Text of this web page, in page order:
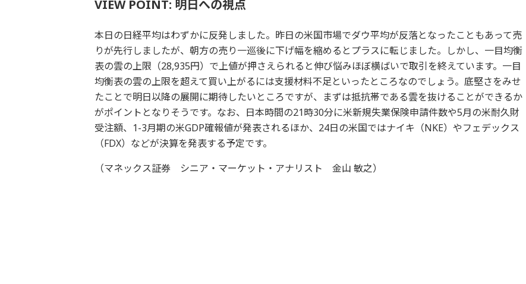
VIEW POINT: 明日への視点
本日の日経平均はわずかに反発しました。昨日の米国市場でダウ平均が反落となったこともあって売
りが先行しましたが、朝方の売り一巡後に下げ幅を縮めるとプラスに転じました。しかし、一目均衡
表の雲の上限（28,935円）で上値が押さえられると伸び悩みほぼ横ばいで取引を終えています。一目
均衡表の雲の上限を超えて買い上がるには支援材料不足といったところなのでしょう。底堅さをみせ
たことで明日以降の展開に期待したいところですが、まずは抵抗帯である雲を抜けることができるか
がポイントとなりそうです。なお、日本時間の21時30分に米新規失業保険申請件数や5月の米耐久財
受注額、1-3月期の米GDP確報値が発表されるほか、24日の米国ではナイキ（NKE）やフェデックス
（FDX）などが決算を発表する予定です。
（マネックス証券 シニア・マーケット・アナリスト 金山 敏之）